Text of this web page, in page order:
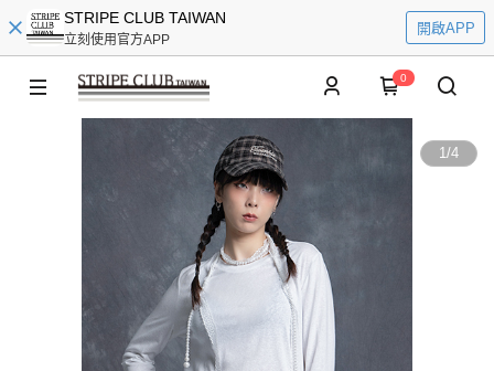
STRIPE CLUB TAIWAN
立刻使用官方APP
開啟APP
0
1/4